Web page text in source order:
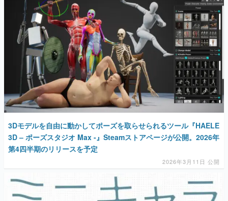
3Dモデルを自由に動かしてポーズを取らせられるツール『HAELE
3D – ポーズスタジオ Max -』Steamストアページが公開。2026年
第4四半期のリリースを予定
2026年3月11日 公開